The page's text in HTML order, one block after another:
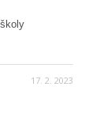
17. 2. 2023